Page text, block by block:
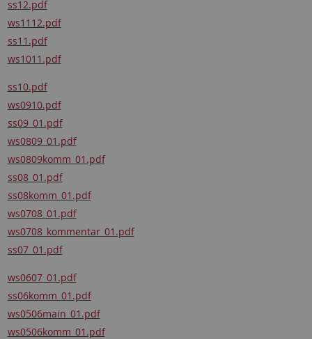
ss12.pdf
ws1112.pdf
ss11.pdf
ws1011.pdf
ss10.pdf
ws0910.pdf
ss09_01.pdf
ws0809_01.pdf
ws0809komm_01.pdf
ss08_01.pdf
ss08komm_01.pdf
ws0708_01.pdf
ws0708_kommentar_01.pdf
ss07_01.pdf
ws0607_01.pdf
ss06komm_01.pdf
ws0506main_01.pdf
ws0506komm_01.pdf